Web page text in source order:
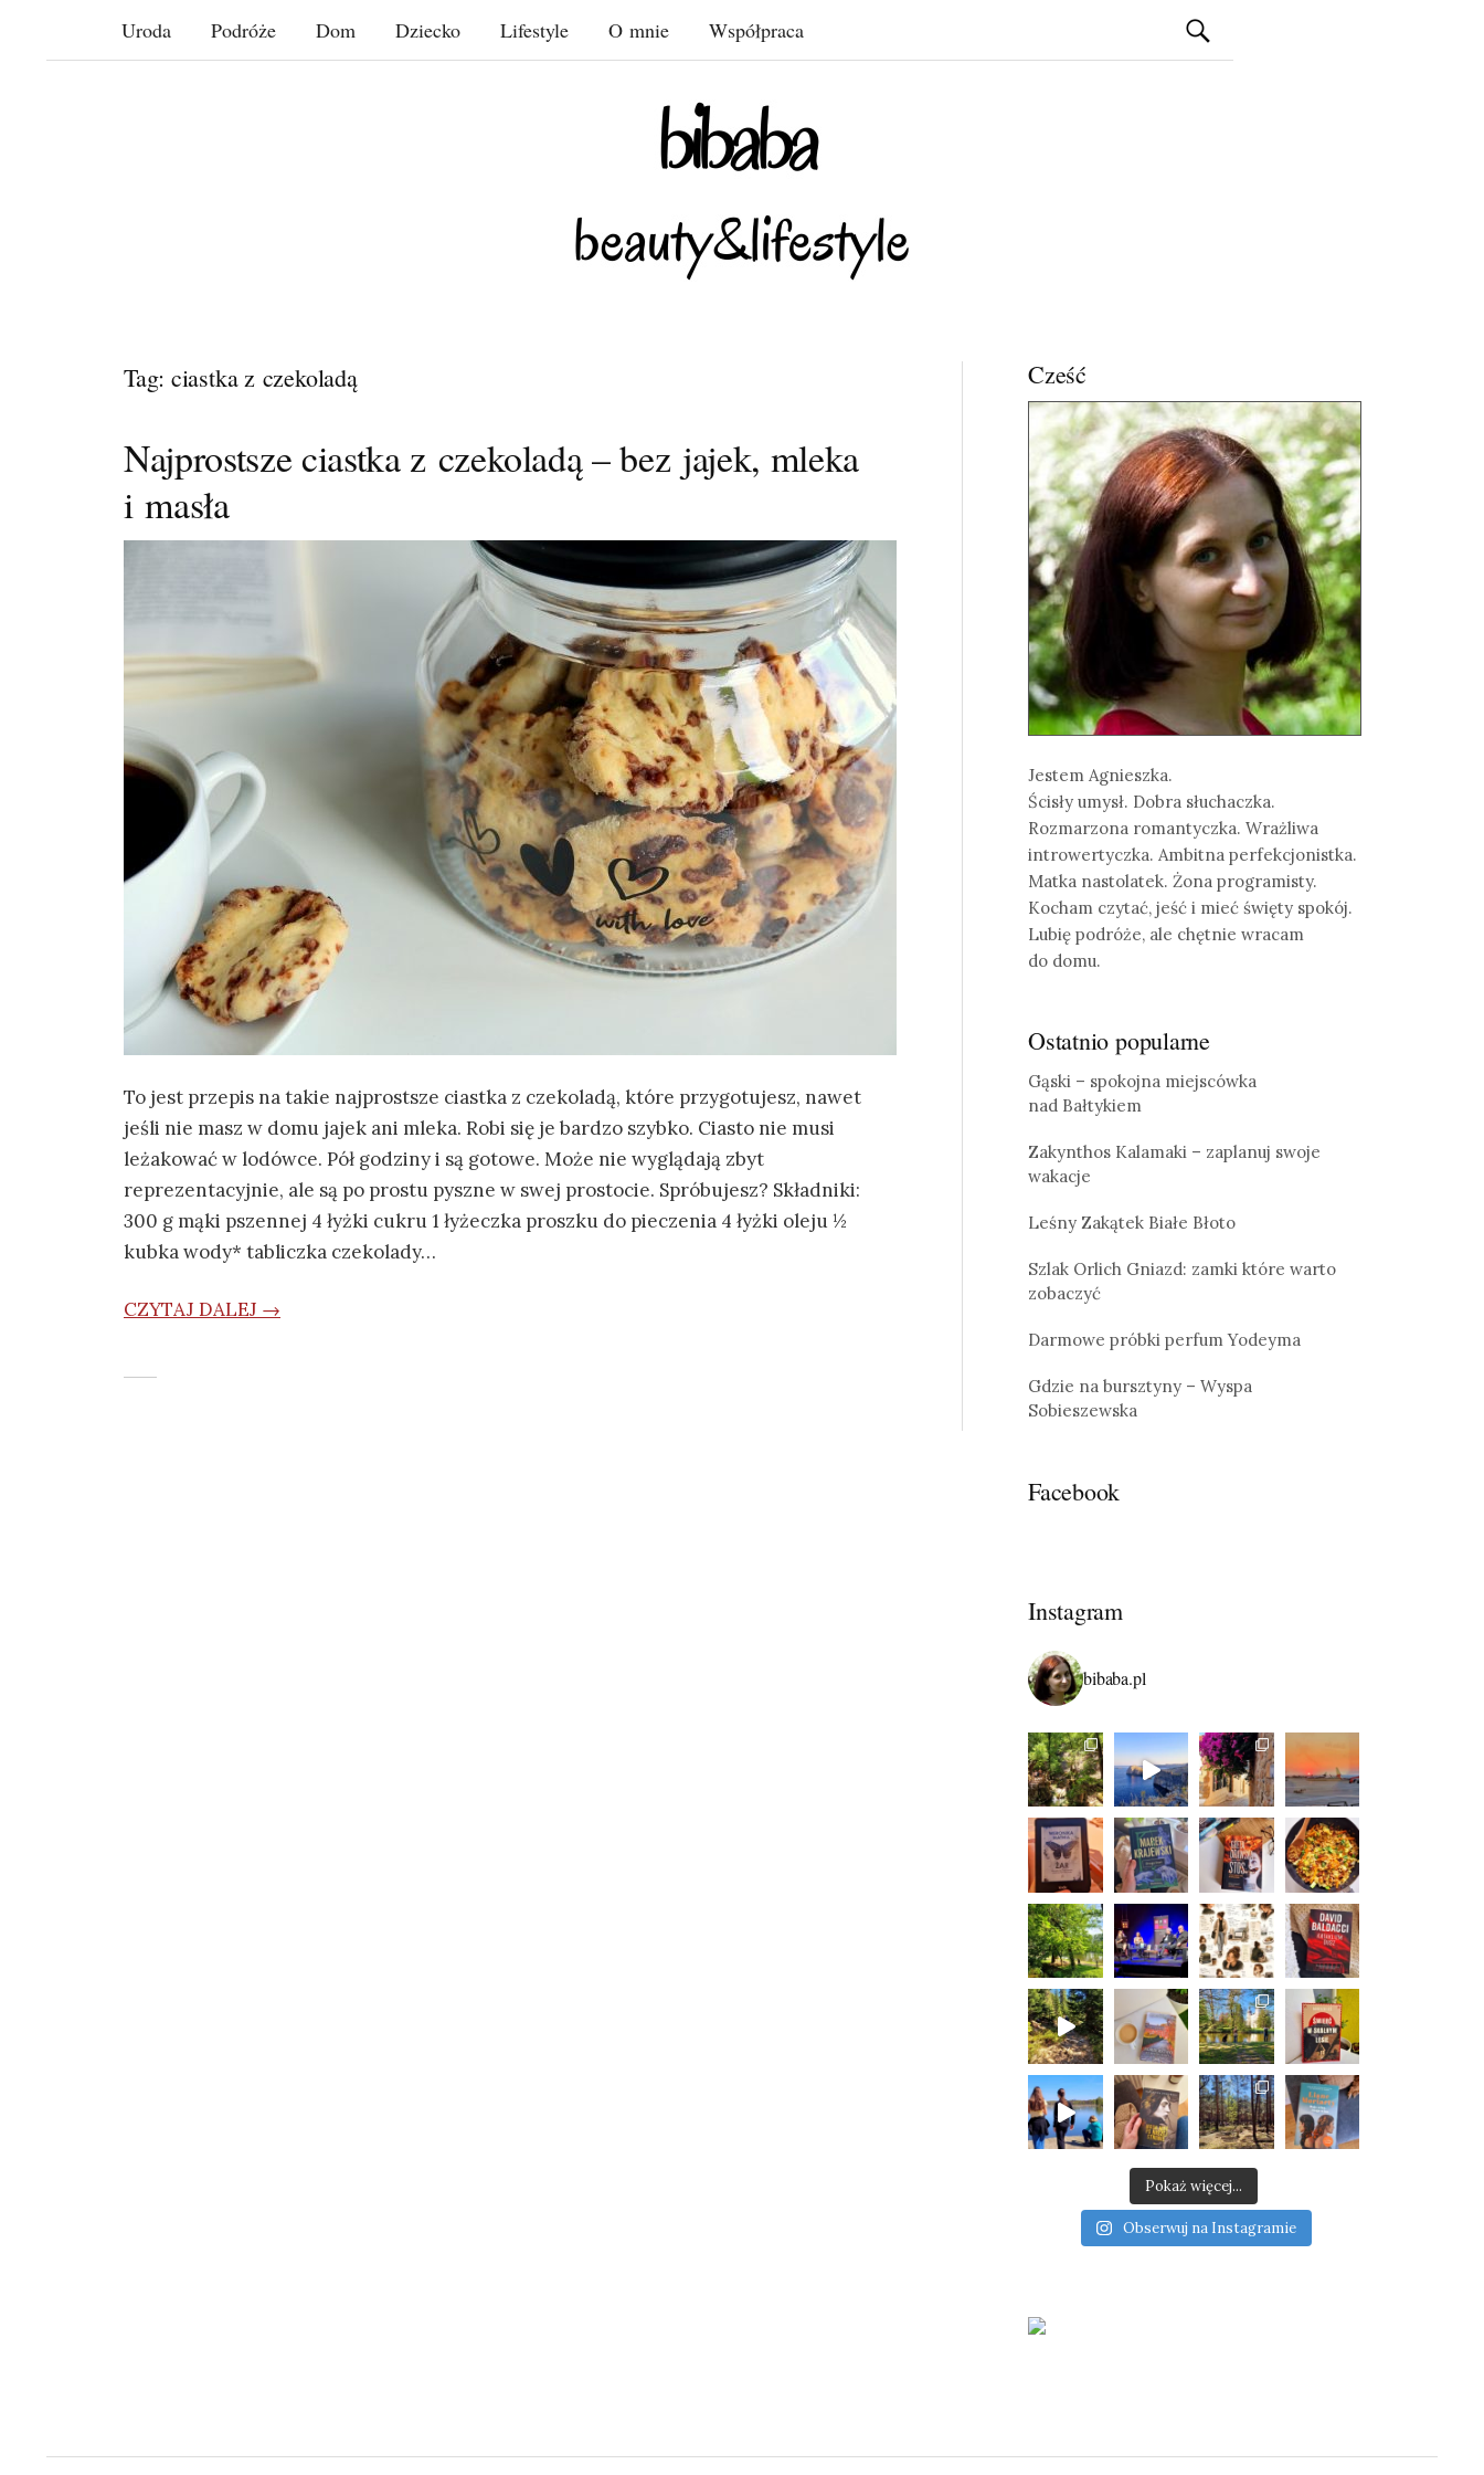
Uroda Podróże Dom Dziecko Lifestyle O mnie Współpraca Szukaj:
Tag: ciastka z czekoladą
Najprostsze ciastka z czekoladą – bez jajek, mleka
i masła
To jest przepis na takie najprostsze ciastka z czekoladą, które przygotujesz, nawet
jeśli nie masz w domu jajek ani mleka. Robi się je bardzo szybko. Ciasto nie musi
leżakować w lodówce. Pół godziny i są gotowe. Może nie wyglądają zbyt
reprezentacyjnie, ale są po prostu pyszne w swej prostocie. Spróbujesz? Składniki:
300 g mąki pszennej 4 łyżki cukru 1 łyżeczka proszku do pieczenia 4 łyżki oleju ½
kubka wody* tabliczka czekolady…
CZYTAJ DALEJ →
Cześć
Jestem Agnieszka.
Ścisły umysł. Dobra słuchaczka.
Rozmarzona romantyczka. Wrażliwa
introwertyczka. Ambitna perfekcjonistka.
Matka nastolatek. Żona programisty.
Kocham czytać, jeść i mieć święty spokój.
Lubię podróże, ale chętnie wracam
do domu.
Ostatnio popularne
Gąski – spokojna miejscówka
nad Bałtykiem
Zakynthos Kalamaki – zaplanuj swoje
wakacje
Leśny Zakątek Białe Błoto
Szlak Orlich Gniazd: zamki które warto
zobaczyć
Darmowe próbki perfum Yodeyma
Gdzie na bursztyny – Wyspa
Sobieszewska
Facebook
Instagram
bibaba.pl
Pokaż więcej...
Obserwuj na Instagramie